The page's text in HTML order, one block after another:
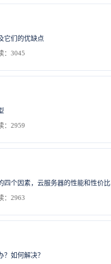
它们的优缺点
：3045
：2959
四个因素，云服务器的性能和性价比
：2963
如何解决？